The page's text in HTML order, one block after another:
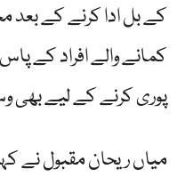
کے بل ادا کرنے کے بعد
کمانے والے افراد کے
پوری کرنے کے لیے بھی
میاں ریحان مقبول نے